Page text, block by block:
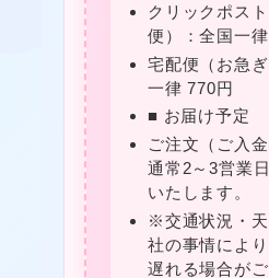
クリックポス
便）：全国一
宅配便（お急
一律 770円
■ お届け予定
ご注文（ご入金
通常2～3営業
いたします。
※交通状況・
社の事情によ
遅れる場合がご
❤